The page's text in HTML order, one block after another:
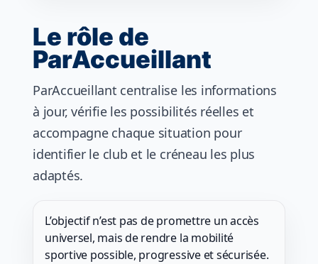
Le rôle de
ParAccueillant
ParAccueillant centralise les informations
à jour, vérifie les possibilités réelles et
accompagne chaque situation pour
identifier le club et le créneau les plus
adaptés.
L’objectif n’est pas de promettre un accès
universel, mais de rendre la mobilité
sportive possible, progressive et sécurisée.